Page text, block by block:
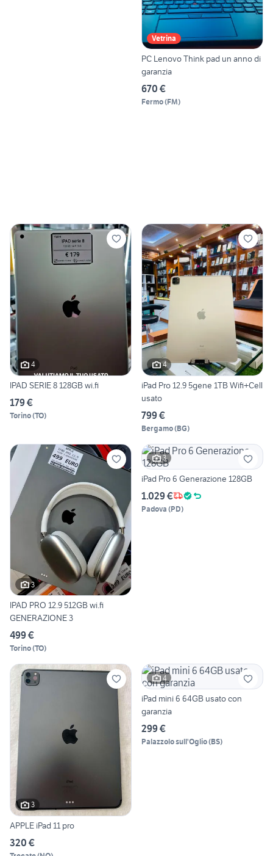
Vetrina
PC Lenovo Think pad un anno di
garanzia
670 €
Fermo(FM)
4
IPAD SERIE 8 128GB wi.fi
179 €
Torino(TO)
4
iPad Pro 12.9 5gene 1TB Wifi+Cell
usato
799 €
Bergamo(BG)
3
IPAD PRO 12.9 512GB wi.fi
GENERAZIONE 3
499 €
Torino(TO)
3
iPad Pro 6 Generazione 128GB
1.029 €
Padova (PD)
3
APPLE iPad 11 pro
320 €
4
iPad mini 6 64GB usato con
garanzia
299 €
Palazzolo sull'Oglio(BS)